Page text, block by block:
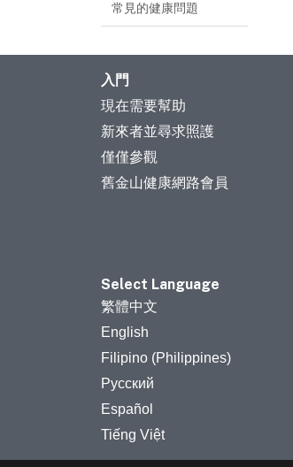
常見的健康問題
入門
現在需要幫助
新來者並尋求照護
僅僅參觀
舊金山健康網路會員
Select Language
繁體中文
English
Filipino (Philippines)
Русский
Español
Tiếng Việt